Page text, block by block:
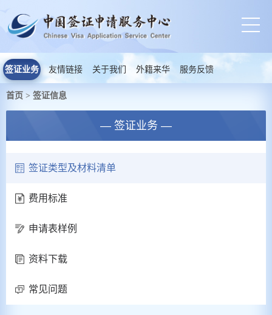
签证业务 友情链接 关于我们 外籍来华 服务反馈
首页 > 签证信息
— 签证业务 —
签证类型及材料清单
费用标准
申请表样例
资料下载
常见问题